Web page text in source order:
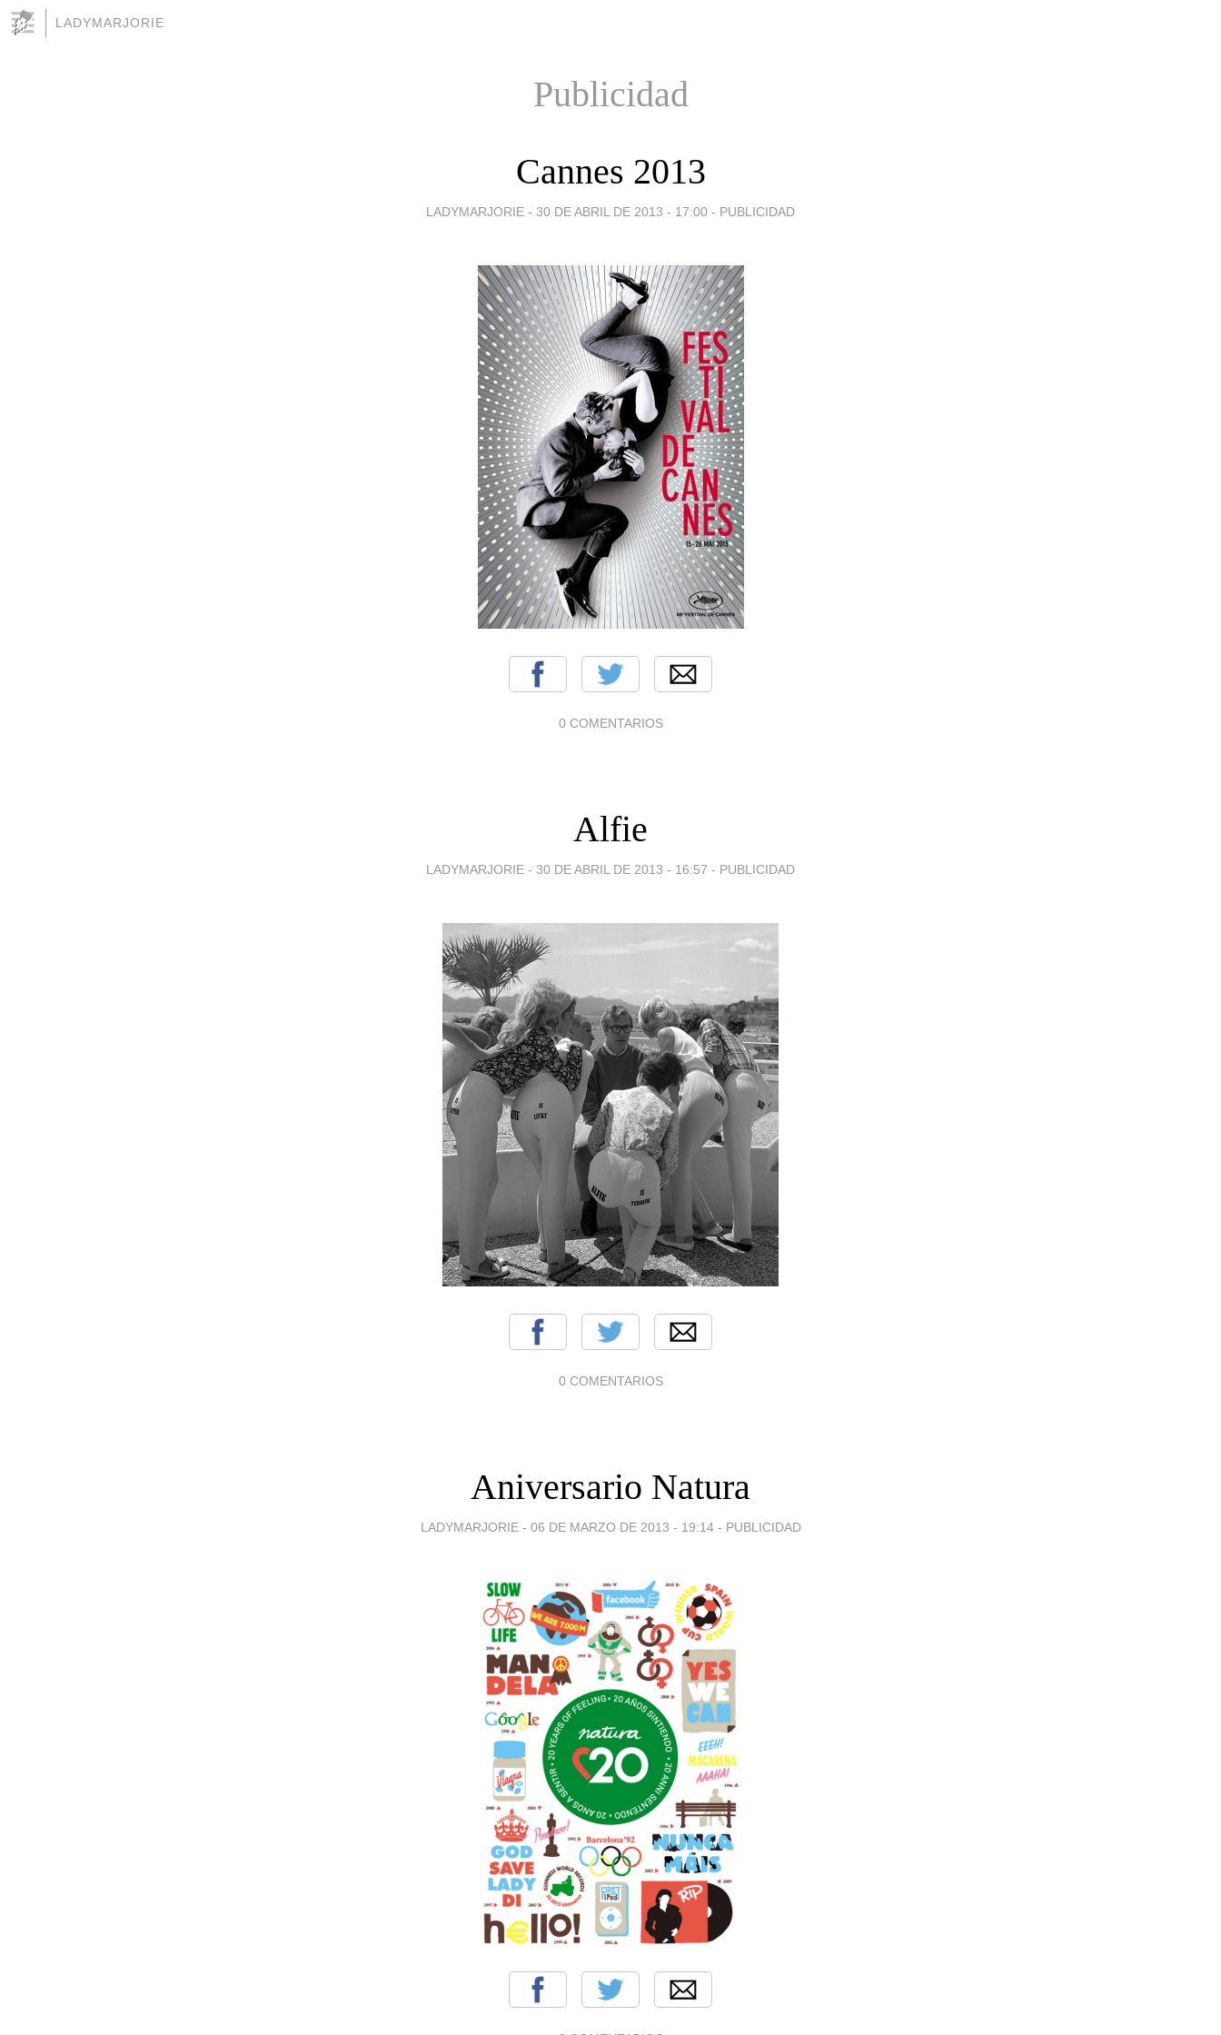
LADYMARJORIE
Publicidad
Cannes 2013
LADYMARJORIE - 30 DE ABRIL DE 2013 - 17:00 - PUBLICIDAD
0 COMENTARIOS
Alfie
LADYMARJORIE - 30 DE ABRIL DE 2013 - 16:57 - PUBLICIDAD
0 COMENTARIOS
Aniversario Natura
LADYMARJORIE - 06 DE MARZO DE 2013 - 19:14 - PUBLICIDAD